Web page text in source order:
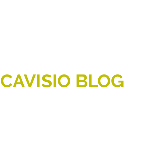
CAVISIO BLOG